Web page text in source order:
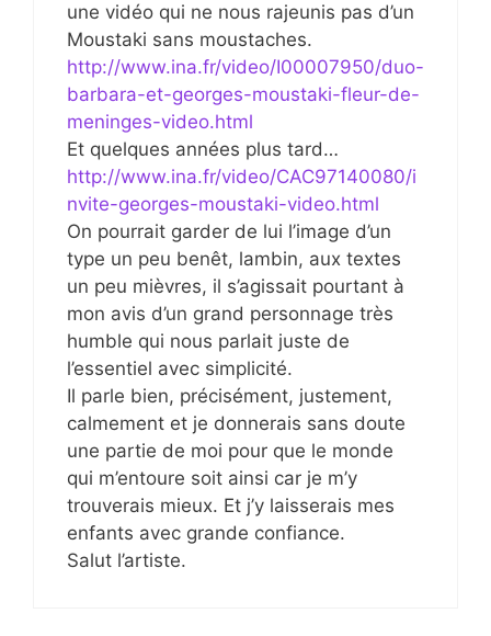
une vidéo qui ne nous rajeunis pas d’un
Moustaki sans moustaches.
http://www.ina.fr/video/I00007950/duo-
barbara-et-georges-moustaki-fleur-de-
meninges-video.html
Et quelques années plus tard…
http://www.ina.fr/video/CAC97140080/i
nvite-georges-moustaki-video.html
On pourrait garder de lui l’image d’un
type un peu benêt, lambin, aux textes
un peu mièvres, il s’agissait pourtant à
mon avis d’un grand personnage très
humble qui nous parlait juste de
l’essentiel avec simplicité.
Il parle bien, précisément, justement,
calmement et je donnerais sans doute
une partie de moi pour que le monde
qui m’entoure soit ainsi car je m’y
trouverais mieux. Et j’y laisserais mes
enfants avec grande confiance.
Salut l’artiste.